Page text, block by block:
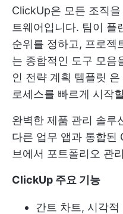
ClickUp은 모든 조직
트웨어입니다. 팀이 플
순위를 정하고, 프로젝
는 종합적인 도구 모음
인 전략 계획 템플릿 은
로세스를 빠르게 시작
완벽한 제품 관리 솔루
다른 업무 앱과 통합된
브에서 포트폴리오 관
ClickUp 주요 기능
간트 차트, 시각